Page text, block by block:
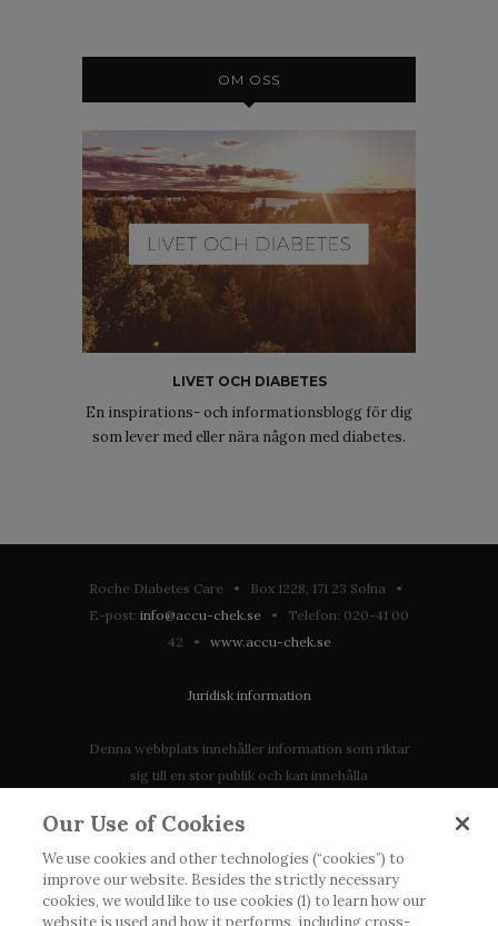
OM OSS
LIVET OCH DIABETES
En inspirations- och informationsblogg för dig
som lever med eller nära någon med diabetes.
Roche Diabetes Care • Box 1228, 171 23 Solna •
E-post: info@accu-chek.se • Telefon: 020-41 00
42 • www.accu-chek.se
Juridisk information
Denna webbplats innehåller information som riktar
sig till en stor publik och kan innehålla
tillgänglig eller giltig i ditt land. Vänligen observera
att vi inte tar något ansvar för information som
eventuellt inte uppfyller någon gällande rättslig
process, förordning, registrering eller användning i
Our Use of Cookies
We use cookies and other technologies (“cookies”) to
improve our website. Besides the strictly necessary
cookies, we would like to use cookies (1) to learn how our
website is used and how it performs, including cross-